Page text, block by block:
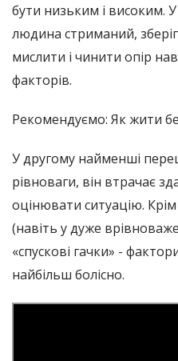
бути низьким і високим.
людина стриманий,
мислити і чинити опір
факторів.
Рекомендуємо: Як жити
У другому найменші
рівноваги, він втрачає
оцінювати ситуацію.
(навіть у дуже
«спускові гачки» -
найбільш болісно.